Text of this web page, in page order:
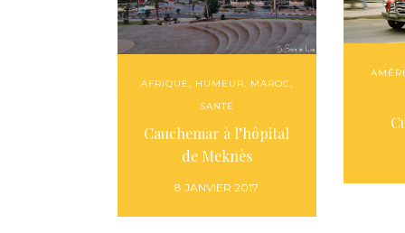
AFRIQUE, HUMEUR, MAROC,
SANTÉ
Cauchemar à l’hôpital
de Meknès
8 JANVIER 2017